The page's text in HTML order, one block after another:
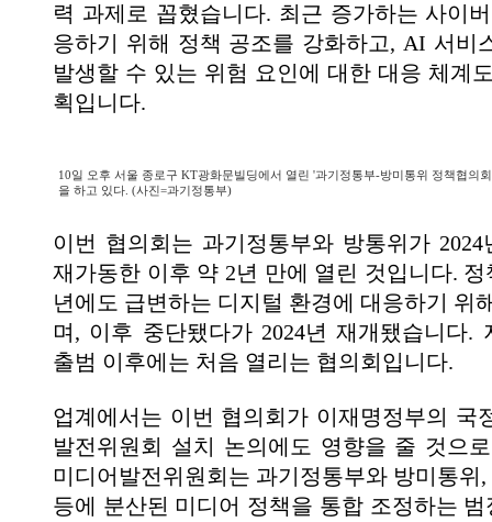
력 과제로 꼽혔습니다. 최근 증가하는 사이
응하기 위해 정책 공조를 강화하고, AI 서비
발생할 수 있는 위험 요인에 대한 대응 체계
획입니다.
10일 오후 서울 종로구 KT광화문빌딩에서 열린 '과기정통부-방미통위 정책협의
을 하고 있다. (사진=과기정통부)
이번 협의회는 과기정통부와 방통위가 2024
재가동한 이후 약 2년 만에 열린 것입니다. 정
년에도 급변하는 디지털 환경에 대응하기 위
며, 이후 중단됐다가 2024년 재개됐습니다.
출범 이후에는 처음 열리는 협의회입니다.
업계에서는 이번 협의회가 이재명정부의 국
발전위원회 설치 논의에도 영향을 줄 것으
미디어발전위원회는 과기정통부와 방미통위
등에 분산된 미디어 정책을 통합 조정하는